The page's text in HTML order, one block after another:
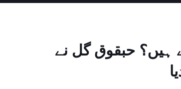
ہیں؟ حبقوق گل نے